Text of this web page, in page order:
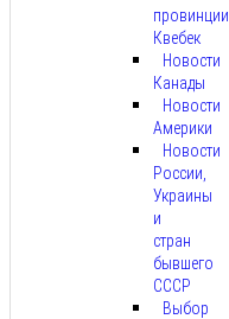
провинции
Квебек
Новости
Канады
Новости
Америки
Новости
России,
Украины
и
стран
бывшего
СССР
Выбор